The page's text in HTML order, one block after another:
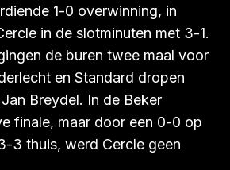
BEKERFINALE
1-0 overwinning, in
in de slotminuten met 3-1.
de buren twee maal voor
en Standard dropen
Breydel. In de Beker